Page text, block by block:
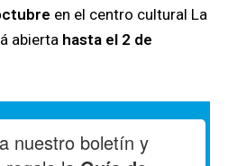
en el centro cultural La
abierta hasta el 2 de